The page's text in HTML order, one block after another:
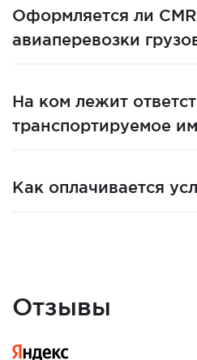
Оформляется ли
авиаперевозки
На ком лежит
транспортируемое
Как оплачивается
Отзывы